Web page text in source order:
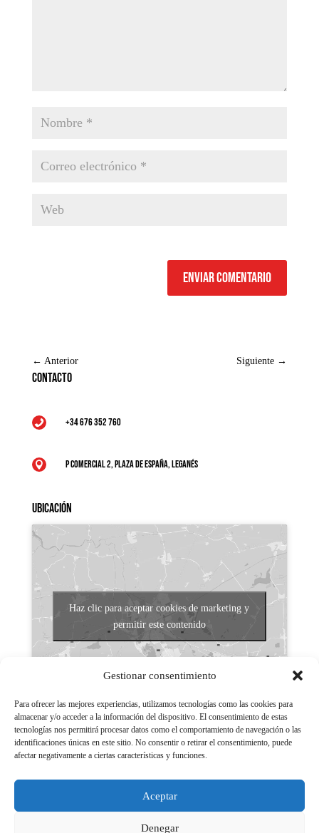
Gestionar consentimiento
Para ofrecer las mejores experiencias, utilizamos tecnologías como las cookies para
almacenar y/o acceder a la información del dispositivo. El consentimiento de estas
tecnologías nos permitirá procesar datos como el comportamiento de navegación o las
identificaciones únicas en este sitio. No consentir o retirar el consentimiento, puede
afectar negativamente a ciertas características y funciones.
Aceptar
Denegar
Enviar comentario
← Anterior Siguiente →
Contacto
 +34 676 352 760
 P Comercial 2, Plaza de España, Leganés
Ubicación
Haz clic para aceptar cookies de marketing y
permitir este contenido
Aviso legal
Políticas de Privacidad
Aviso Legal